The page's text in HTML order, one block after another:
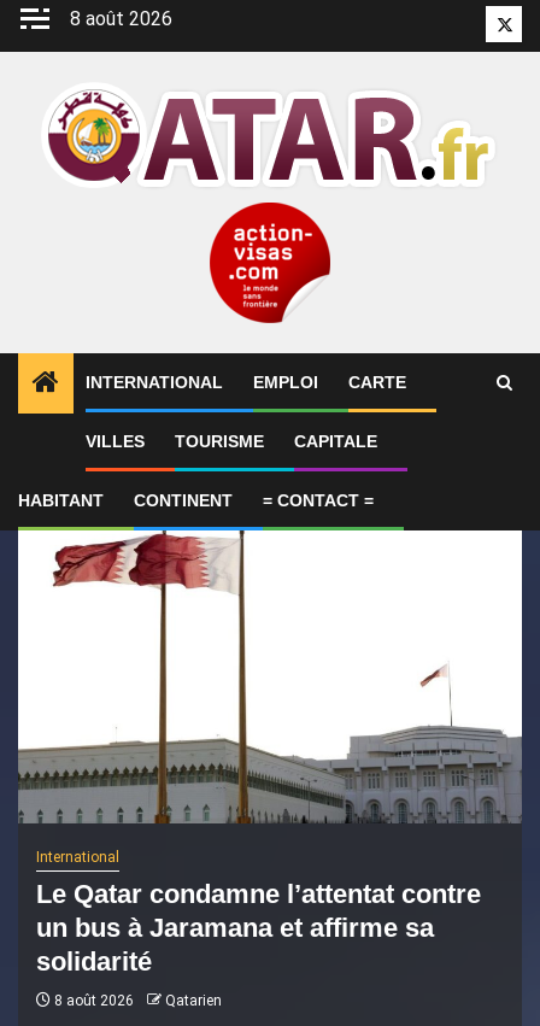
Aller
8 août 2026
INTERNATIONAL EMPLOI CARTE
VILLES TOURISME CAPITALE
HABITANT CONTINENT = CONTACT =
ALERTES INFO 1 Le Qatar condamne l’attentat
International
Le Qatar condamne l’attentat contre
un bus à Jaramana et affirme sa
solidarité
8 août 2026 Qatarien